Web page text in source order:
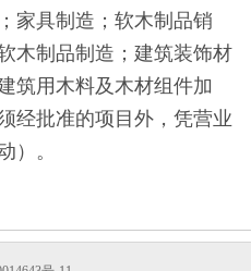
家具制造；软木制品销
木制品制造；建筑装饰材
筑用木料及木材组件加
经批准的项目外，凭营业
）。